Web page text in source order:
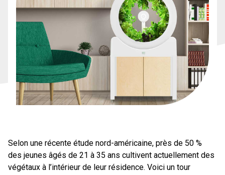
Selon une récente étude nord-américaine, près de 50 %
des jeunes âgés de 21 à 35 ans cultivent actuellement des
végétaux à l’intérieur de leur résidence. Voici un tour